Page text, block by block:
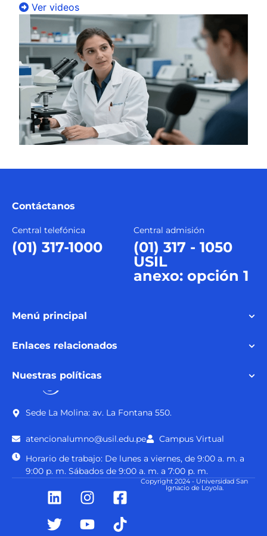
Ver videos
Contáctanos
Central telefónica
(01) 317-1000
Central admisión
(01) 317 - 1050
USIL
anexo: opción 1
Menú principal
Enlaces relacionados
Nuestras políticas
Sede La Molina: av. La Fontana 550.
atencionalumno@usil.edu.pe
Campus Virtual
Horario de trabajo: De lunes a viernes, de 9:00 a. m. a
9:00 p. m. Sábados de 9:00 a. m. a 7:00 p. m.
Copyright 2024 - Universidad San
Ignacio de Loyola.